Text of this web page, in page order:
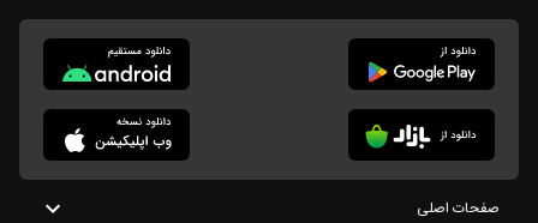
صفحات اصلی